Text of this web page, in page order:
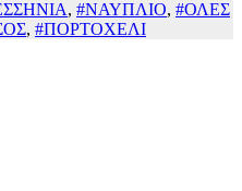
, #ΝΑΥΠΛΙΟ, #ΟΛΕΣ
, #ΠΟΡΤΟΧΕΛΙ